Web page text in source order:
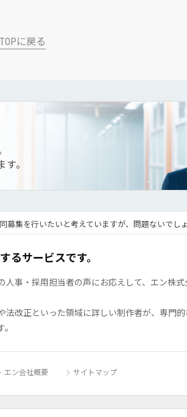
に戻る
。
集を行いたいと考えていますが、問題ないでし
るサービスです。
事・採用担当者の声にお応えして、エン株式
法改正といった領域に詳しい制作者が、専門
エン会社概要 サイトマップ